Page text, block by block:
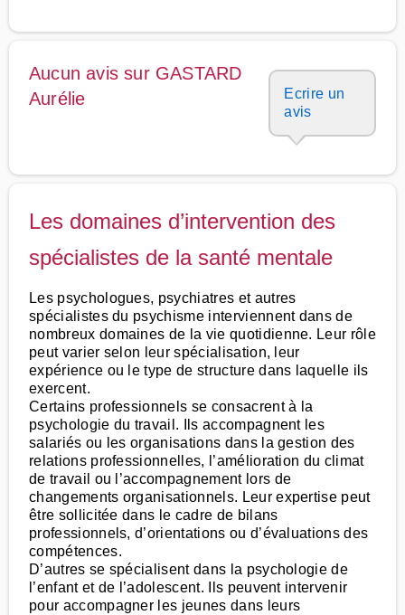
Aucun avis sur GASTARD
Aurélie
Ecrire un
avis
Les domaines d’intervention des
spécialistes de la santé mentale
Les psychologues, psychiatres et autres
spécialistes du psychisme interviennent dans de
nombreux domaines de la vie quotidienne. Leur rôle
peut varier selon leur spécialisation, leur
expérience ou le type de structure dans laquelle ils
exercent.
Certains professionnels se consacrent à la
psychologie du travail. Ils accompagnent les
salariés ou les organisations dans la gestion des
relations professionnelles, l’amélioration du climat
de travail ou l’accompagnement lors de
changements organisationnels. Leur expertise peut
être sollicitée dans le cadre de bilans
professionnels, d’orientations ou d’évaluations des
compétences.
D’autres se spécialisent dans la psychologie de
l’enfant et de l’adolescent. Ils peuvent intervenir
pour accompagner les jeunes dans leurs